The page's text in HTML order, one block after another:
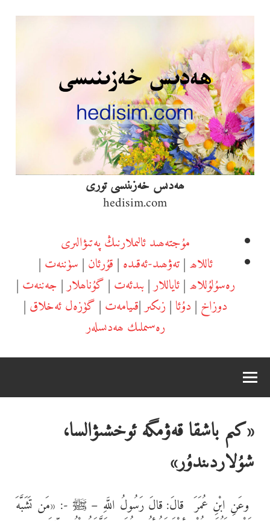
Skip
content
ھەدىس خەزىنىسى تورى
hedisim.com
مۇجتەھىد ئالىملارنىڭ پەتىۋالىرى
ئاللاھ|تەۋھىد-ئەقىدە|قۇرئان|سۈننەت|
رەسۇلۇللاھ|ئاياللار|بىدئەت|گۇناھلار|جەننەت|
دوزاخ|دۇئا|زىكىر|قىيامەت|گۈزەل ئەخلاق|
رەسىملىك ھەدىسلەر
«كىم باشقا قەۋمگە ئوخشىۋالسا،
شۇلاردىندۇر»
وعَنِ ابْنِ عُمَرَ قالَ: قالَ رَسُولُ اللَّهِ – ﷺ -: «مَن تَشَبَّهَ